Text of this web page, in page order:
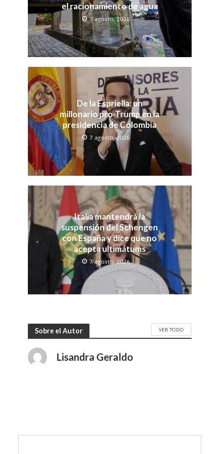
el racionamiento de agua
7 agosto, 2026
De la Espriella: un
millonario pro-Trump en la
presidencia de Colombia
7 agosto, 2026
Italia mantendrá la
suspensión del Schengen
con España y dice que no
acepta ultimátums
7 agosto, 2026
Sobre el Autor VER TODO
Lisandra Geraldo